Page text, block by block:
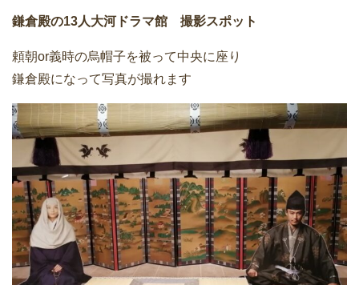
鎌倉殿の13人大河ドラマ館 撮影スポット
頼朝or義時の烏帽子を被って中央に座り
鎌倉殿になって写真が撮れます